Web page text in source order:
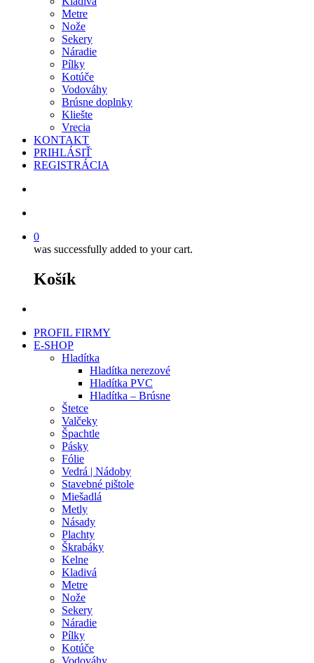
Metre
Nože
Sekery
Náradie
Pílky
Kotúče
Vodováhy
Brúsne doplnky
Kliešte
Vrecia
KONTAKT
PRIHLÁSIŤ
REGISTRÁCIA
0
was successfully added to your cart.
Košík
PROFIL FIRMY
E-SHOP
Hladítka
Hladítka nerezové
Hladítka PVC
Hladítka – Brúsne
Štetce
Valčeky
Špachtle
Pásky
Fólie
Vedrá | Nádoby
Stavebné pištole
Miešadlá
Metly
Násady
Plachty
Škrabáky
Kelne
Kladivá
Metre
Nože
Sekery
Náradie
Pílky
Kotúče
Vodováhy